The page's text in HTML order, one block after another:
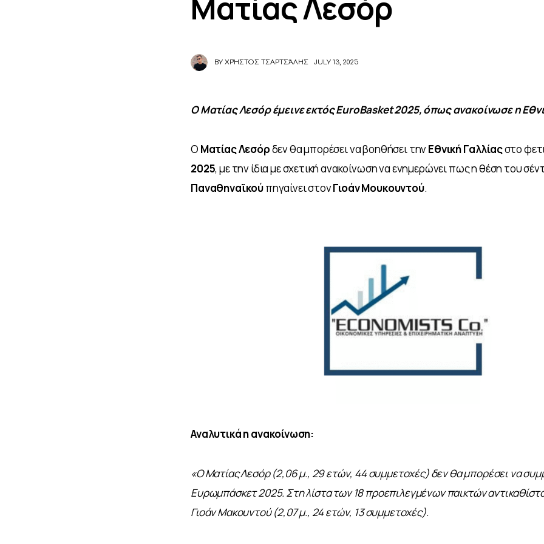
BY ΧΡΉΣΤΟΣ ΤΣΑΡΤΣΆΛΗΣ JULY 13, 2025
Ο Ματίας Λεσόρ έμεινε εκτός EuroBasket 2025, όπως ανακοίνωσε η
Ο Ματίας Λεσόρ δεν θα μπορέσει να βοηθήσει την Εθνική Γαλλίας στο
2025, με την ίδια με σχετική ανακοίνωση να ενημερώνει πως η θέση του
Παναθηναϊκού πηγαίνει στον Γιοάν Μουκουντού.
Αναλυτικά η ανακοίνωση:
«Ο Ματίας Λεσόρ (2,06 μ., 29 ετών, 44 συμμετοχές) δεν θα μπορέσει να
Ευρωμπάσκετ 2025. Στη λίστα των 18 προεπιλεγμένων παικτών
Γιοάν Μακουντού (2,07 μ., 24 ετών, 13 συμμετοχές).